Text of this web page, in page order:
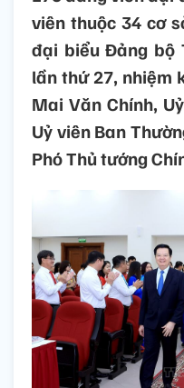
viên thuộc 34 cơ
đại biểu Đảng bộ
lần thứ 27, nhiệm
Mai Văn Chính,
Uỷ viên Ban
Phó Thủ tướng